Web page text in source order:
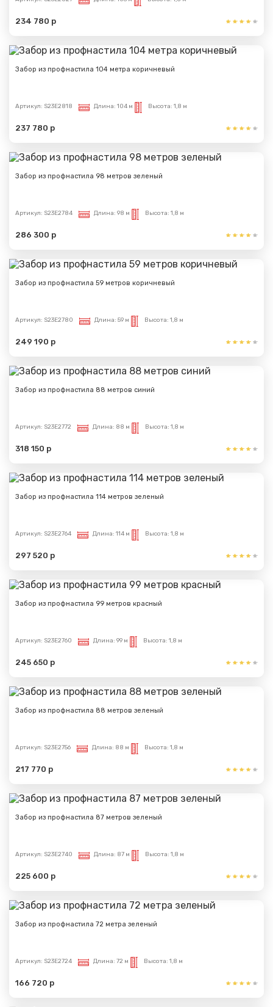
234 780 р
Забор из профнастила 104 метра коричневый
Артикул: S23E2818 Длина: 104 м Высота: 1,8 м
237 780 р
Забор из профнастила 98 метров зеленый
Артикул: S23E2784 Длина: 98 м Высота: 1,8 м
286 300 р
Забор из профнастила 59 метров коричневый
Артикул: S23E2780 Длина: 59 м Высота: 1,8 м
249 190 р
Забор из профнастила 88 метров синий
Артикул: S23E2772 Длина: 88 м Высота: 1,8 м
318 150 р
Забор из профнастила 114 метров зеленый
Артикул: S23E2764 Длина: 114 м Высота: 1,8 м
297 520 р
Забор из профнастила 99 метров красный
Артикул: S23E2760 Длина: 99 м Высота: 1,8 м
245 650 р
Забор из профнастила 88 метров зеленый
Артикул: S23E2756 Длина: 88 м Высота: 1,8 м
217 770 р
Забор из профнастила 87 метров зеленый
Артикул: S23E2740 Длина: 87 м Высота: 1,8 м
225 600 р
Забор из профнастила 72 метра зеленый
Артикул: S23E2724 Длина: 72 м Высота: 1,8 м
166 720 р